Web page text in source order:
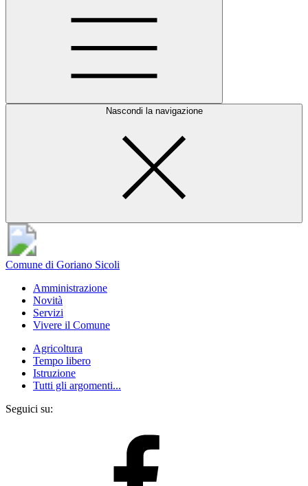
Nascondi la navigazione
Comune di Goriano Sicoli
Amministrazione
Novità
Servizi
Vivere il Comune
Agricoltura
Tempo libero
Istruzione
Tutti gli argomenti...
Seguici su: